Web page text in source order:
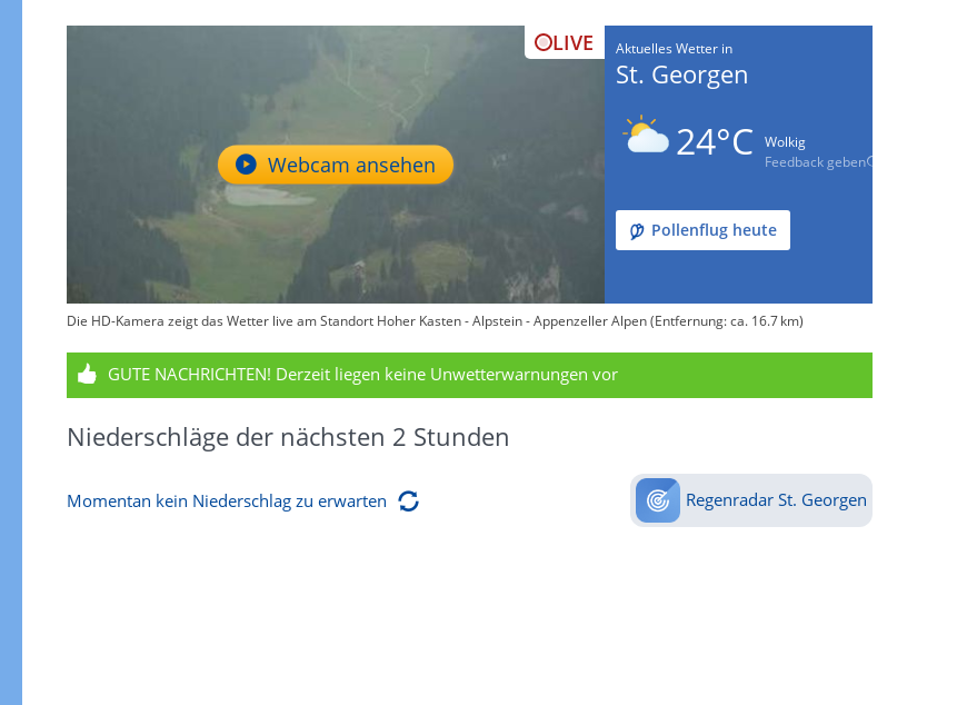
LIVE
Webcam ansehen
Aktuelles Wetter in
St. Georgen
24°C
Wolkig
Feedback geben
Pollenflug heute
Die HD-Kamera zeigt das Wetter live am Standort Hoher Kasten - Alpstein - Appenzeller Alpen (Entfernung: ca. 16.7 km)
GUTE NACHRICHTEN! Derzeit liegen keine Unwetterwarnungen vor
Niederschläge der nächsten 2 Stunden
Momentan kein Niederschlag zu erwarten Regenradar St. Georgen